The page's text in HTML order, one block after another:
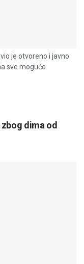
je otvoreno i javno
sve moguće
zbog dima od